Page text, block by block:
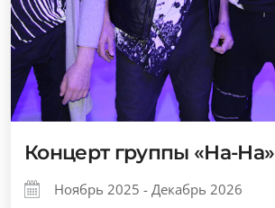
Концерт группы «На-На»
Ноябрь 2025 - Декабрь 2026